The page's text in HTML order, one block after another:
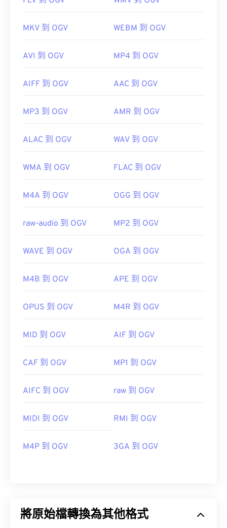
MKV 到 OGV WEBM 到 OGV
AVI 到 OGV MP4 到 OGV
AIFF 到 OGV AAC 到 OGV
MP3 到 OGV AMR 到 OGV
ALAC 到 OGV WAV 到 OGV
WMA 到 OGV FLAC 到 OGV
M4A 到 OGV OGG 到 OGV
raw-audio 到 OGV MP2 到 OGV
WAVE 到 OGV OGA 到 OGV
M4B 到 OGV APE 到 OGV
OPUS 到 OGV M4R 到 OGV
MID 到 OGV AIF 到 OGV
CAF 到 OGV MP1 到 OGV
AIFC 到 OGV raw 到 OGV
MIDI 到 OGV RMI 到 OGV
M4P 到 OGV 3GA 到 OGV
將原始檔轉換為其他格式